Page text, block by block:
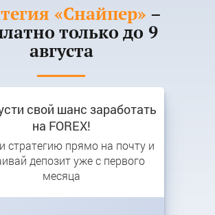
«Снайпер» –
только до 9
августа
свой шанс заработать
на FOREX!
стратегию прямо на почту и
депозит уже с первого
месяца